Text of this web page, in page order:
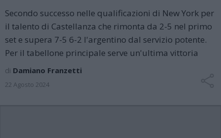
Secondo successo nelle qualificazioni di New York per
il talento di Castellanza che rimonta da 2-5 nel primo
set e supera 7-5 6-2 l'argentino dal servizio potente.
Per il tabellone principale serve un'ultima vittoria
di Damiano Franzetti
22 Agosto 2024